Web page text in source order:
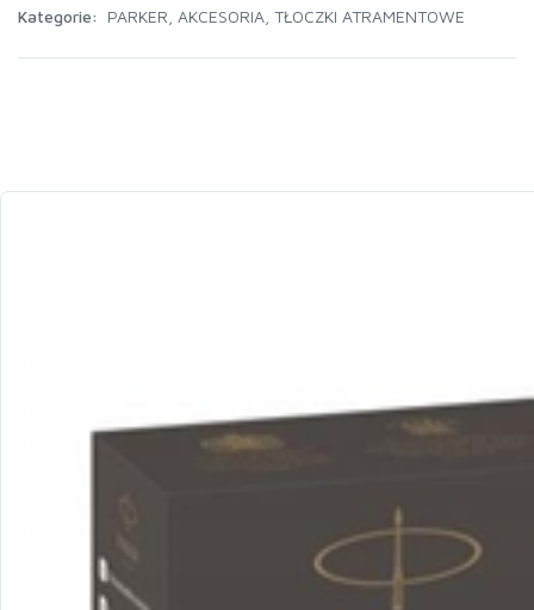
Kategorie:
PARKER AKCESORIA TŁOCZKI ATRAMENTOWE